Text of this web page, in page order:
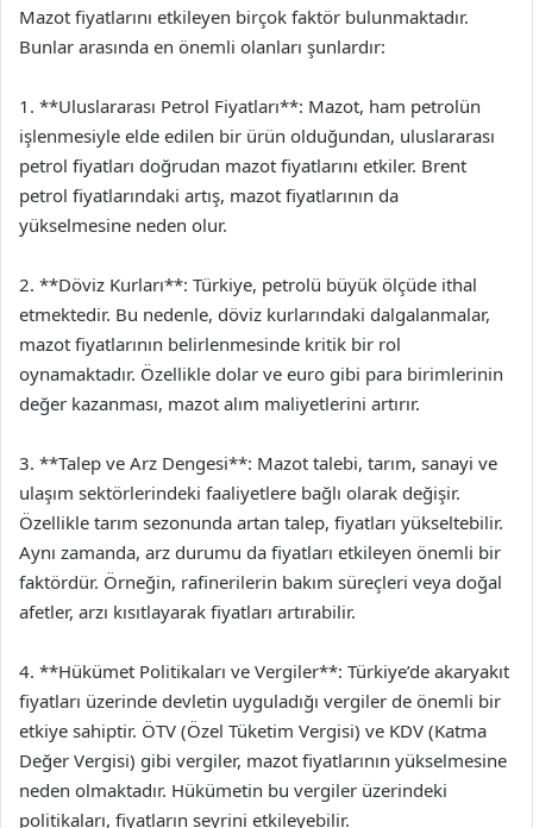
Mazot fiyatlarını etkileyen birçok faktör bulunmaktadır.
Bunlar arasında en önemli olanları şunlardır:
1. **Uluslararası Petrol Fiyatları**: Mazot, ham petrolün
işlenmesiyle elde edilen bir ürün olduğundan, uluslararası
petrol fiyatları doğrudan mazot fiyatlarını etkiler. Brent
petrol fiyatlarındaki artış, mazot fiyatlarının da
yükselmesine neden olur.
2. **Döviz Kurları**: Türkiye, petrolü büyük ölçüde ithal
etmektedir. Bu nedenle, döviz kurlarındaki dalgalanmalar,
mazot fiyatlarının belirlenmesinde kritik bir rol
oynamaktadır. Özellikle dolar ve euro gibi para birimlerinin
değer kazanması, mazot alım maliyetlerini artırır.
3. **Talep ve Arz Dengesi**: Mazot talebi, tarım, sanayi ve
ulaşım sektörlerindeki faaliyetlere bağlı olarak değişir.
Özellikle tarım sezonunda artan talep, fiyatları yükseltebilir.
Aynı zamanda, arz durumu da fiyatları etkileyen önemli bir
faktördür. Örneğin, rafinerilerin bakım süreçleri veya doğal
afetler, arzı kısıtlayarak fiyatları artırabilir.
4. **Hükümet Politikaları ve Vergiler**: Türkiye’de akaryakıt
fiyatları üzerinde devletin uyguladığı vergiler de önemli bir
etkiye sahiptir. ÖTV (Özel Tüketim Vergisi) ve KDV (Katma
Değer Vergisi) gibi vergiler, mazot fiyatlarının yükselmesine
neden olmaktadır. Hükümetin bu vergiler üzerindeki
politikaları, fiyatların seyrini etkileyebilir.